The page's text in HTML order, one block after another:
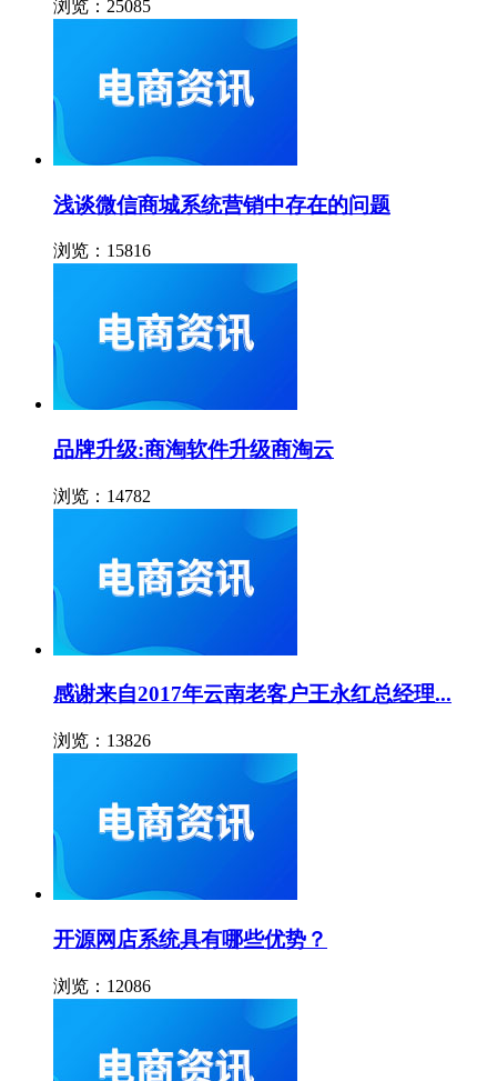
浏览：25085
浅谈微信商城系统营销中存在的问题
浏览：15816
品牌升级:商淘软件升级商淘云
浏览：14782
感谢来自2017年云南老客户王永红总经理...
浏览：13826
开源网店系统具有哪些优势？
浏览：12086